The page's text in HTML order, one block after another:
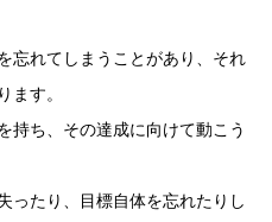
忘れてしまうことがあり、それ
ます。
持ち、その達成に向けて動こう
ったり、目標自体を忘れたりし